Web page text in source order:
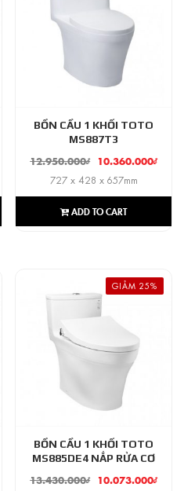
BỒN CẦU 1 KHỐI TOTO
MS887T3
12.950.000₫ 10.360.000₫
727 x 428 x 657mm
ADD TO CART
GIẢM 25%
BỒN CẦU 1 KHỐI TOTO
MS885DE4 NẮP RỬA CƠ
13.430.000₫ 10.073.000₫